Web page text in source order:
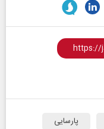
پارسایی